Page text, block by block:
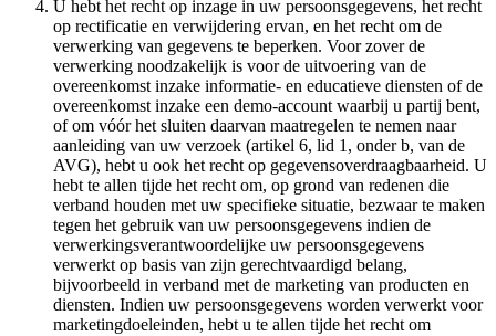
U hebt het recht op inzage in uw persoonsgegevens, het recht
op rectificatie en verwijdering ervan, en het recht om de
verwerking van gegevens te beperken. Voor zover de
verwerking noodzakelijk is voor de uitvoering van de
overeenkomst inzake informatie- en educatieve diensten of de
overeenkomst inzake een demo-account waarbij u partij bent,
of om vóór het sluiten daarvan maatregelen te nemen naar
aanleiding van uw verzoek (artikel 6, lid 1, onder b, van de
AVG), hebt u ook het recht op gegevensoverdraagbaarheid. U
hebt te allen tijde het recht om, op grond van redenen die
verband houden met uw specifieke situatie, bezwaar te maken
tegen het gebruik van uw persoonsgegevens indien de
verwerkingsverantwoordelijke uw persoonsgegevens
verwerkt op basis van zijn gerechtvaardigd belang,
bijvoorbeeld in verband met de marketing van producten en
diensten. Indien uw persoonsgegevens worden verwerkt voor
marketingdoeleinden, hebt u te allen tijde het recht om